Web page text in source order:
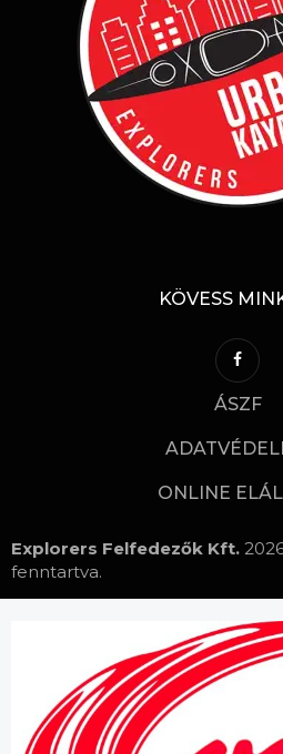
KÖVESS
ÁSZF
ONLINE
Explorers Felfedezők Kft.
fenntartva.